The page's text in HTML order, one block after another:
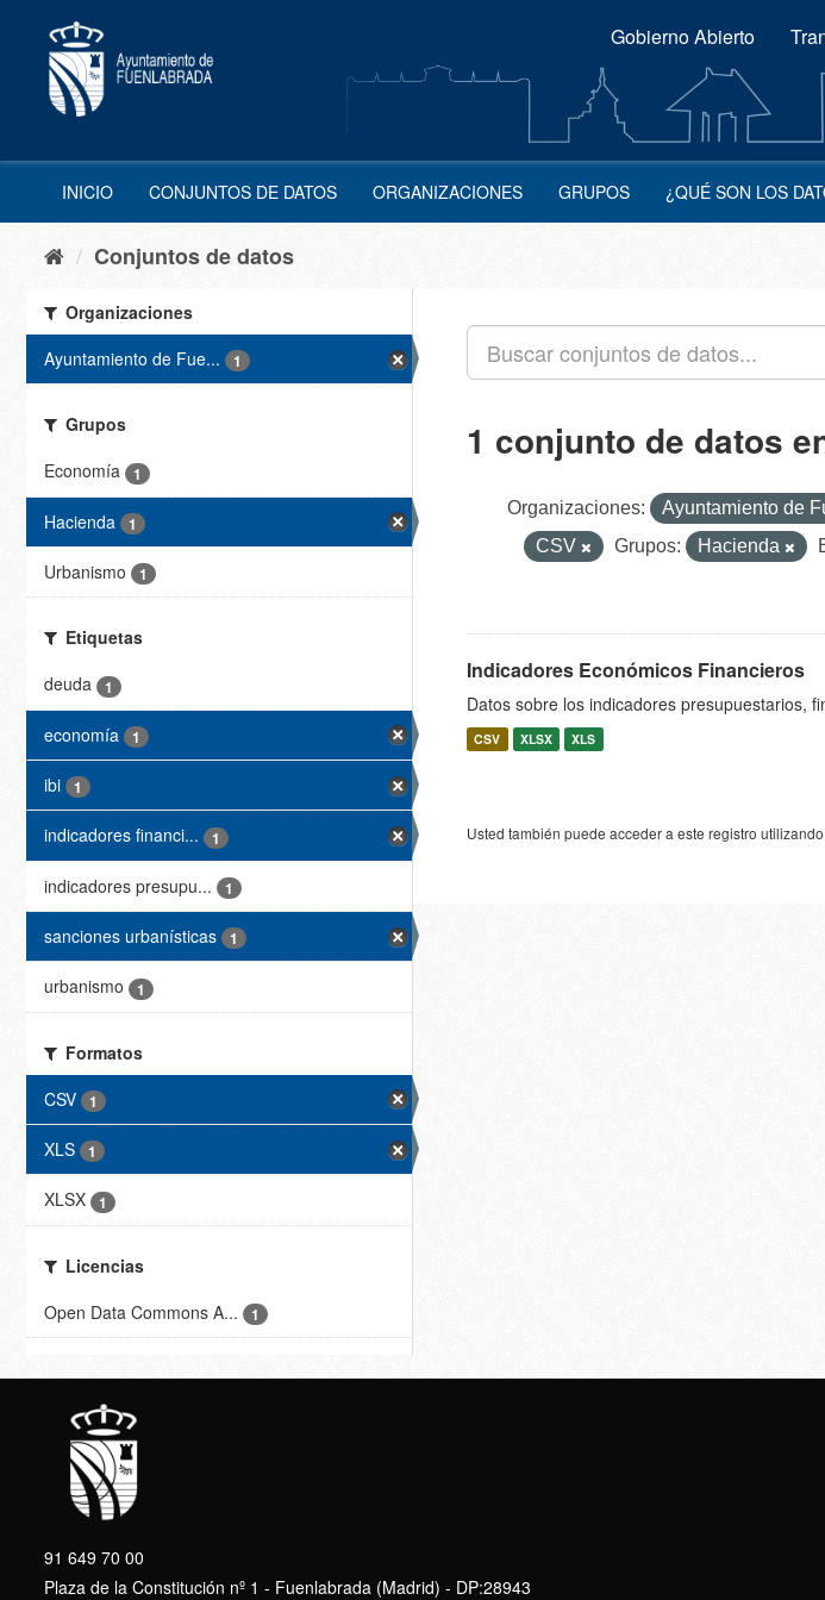
contenido
Gobierno Abierto
INICIO CONJUNTOS DE DATOS ORGANIZACIONES GRUPOS ¿QUÉ SON LOS
Conjuntos de datos
Organizaciones
Ayuntamiento de Fue...
1
Grupos
Economía
1
Hacienda 1
Urbanismo 1
Etiquetas
deuda
1
economía 1
ibi 1
indicadores financi... 1
indicadores presupu... 1
sanciones urbanísticas 1
urbanismo 1
Formatos
CSV
1
XLS 1
XLSX 1
Licencias
Open Data Commons A...
1
1 conjunto de datos
Organizaciones: Ayuntamiento de
CSV
Grupos: Hacienda
Indicadores Económicos Financieros
Datos sobre los indicadores presupuestarios,
CSV XLSX XLS
Usted también puede acceder a este registro
91 649 70 00
Plaza de la Constitución nº 1 - Fuenlabrada (Madrid) - DP:28943